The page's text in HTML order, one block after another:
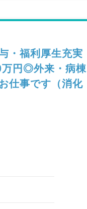
・福利厚生充実
円◎外来・病棟
仕事です（消化